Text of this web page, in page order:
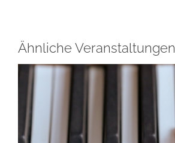
Ähnliche Veranstaltungen